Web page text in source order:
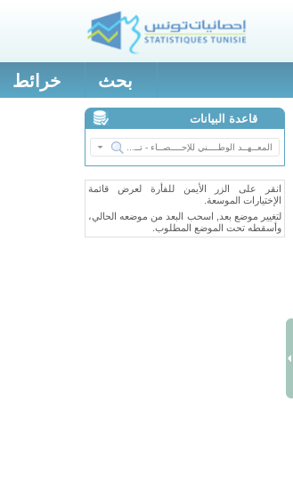
بحث خرائط
قاعدة البيانات
انقر على الزر الأيمن للفأرة لعرض قائمة
الإختيارات الموسعة.
لتغيير موضع بعد, اسحب البعد من موضعه الحالي،
وأسقطه تحت الموضع المطلوب.